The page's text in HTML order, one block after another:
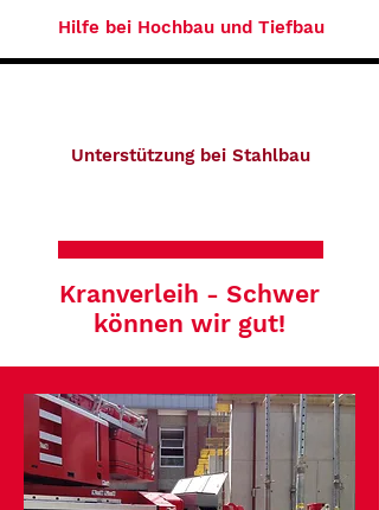
Hilfe bei Hochbau und Tiefbau
Unterstützung bei Stahlbau
Kranverleih - Schwer
können wir gut!